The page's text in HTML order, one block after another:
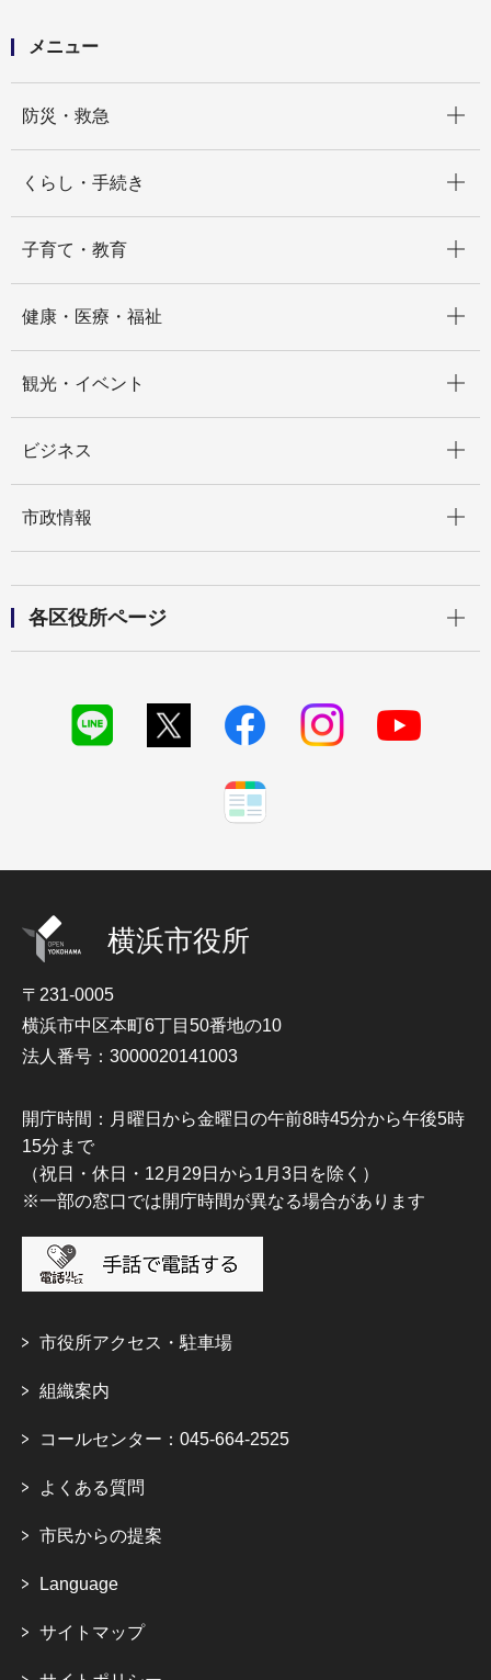
メニュー
防災・救急
くらし・手続き
子育て・教育
健康・医療・福祉
観光・イベント
ビジネス
市政情報
各区役所ページ
横浜市役所
〒231-0005
横浜市中区本町6丁目50番地の10
法人番号：3000020141003
開庁時間：月曜日から金曜日の午前8時45分から午後5時
15分まで
（祝日・休日・12月29日から1月3日を除く）
※一部の窓口では開庁時間が異なる場合があります
市役所アクセス・駐車場
組織案内
コールセンター：045-664-2525
よくある質問
市民からの提案
Language
サイトマップ